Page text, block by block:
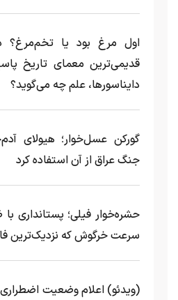
اول مرغ بود یا تخم‌مرغ؟
قدیمی‌ترین معمای تاریخ
دایناسورها، علم چه می‌گوید؟
گورکن عسل‌خوار؛ هیولای
جنگ عراق از آن استفاده کرد
حشره‌خوار فیلی؛ پستانداری
سرعت خرگوش که نزدیک‌ترین